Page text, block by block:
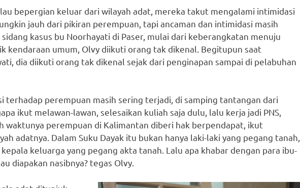
bepergian keluar dari wilayah adat, mereka takut mengalami intimidasi
jauh dari pikiran perempuan, tapi ancaman dan intimidasi masih
kasus bu Noorhayati di Paser, mulai dari keberangkatan menuju
kendaraan umum, Olvy diikuti orang tak dikenal. Begitupun saat
dia diikuti orang tak dikenal sejak dari penginapan sampai di pelabuhan
perempuan masih sering terjadi, di samping tantangan dari
ikut melawan-lawan, selesaikan kuliah saja dulu, lalu kerja jadi PNS,
waktunya perempuan di Kalimantan diberi hak berpendapat, ikut
adatnya. Dalam Suku Dayak itu bukan hanya laki-laki yang pegang tanah,
keluarga yang pegang akta tanah. Lalu apa khabar dengan para ibu-
diapakan nasibnya? tegas Olvy.